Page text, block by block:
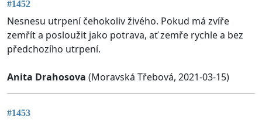
#1452
Nesnesu utrpení čehokoliv živého. Pokud má zvíře
zemřít a posloužit jako potrava, ať zemře rychle a bez
předchozího utrpení.
Anita Drahosova (Moravská Třebová, 2021-03-15)
#1453